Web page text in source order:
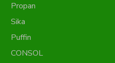
Propan
Sika
Puffin
CONSOL